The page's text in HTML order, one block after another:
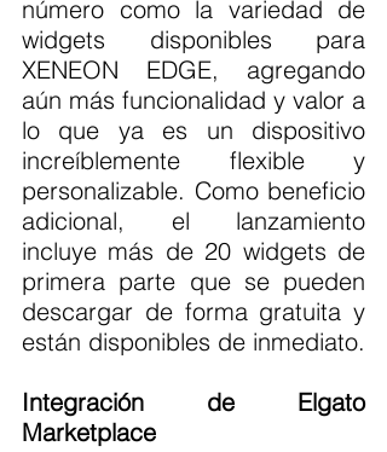
número como la variedad de
widgets disponibles para
XENEON EDGE, agregando
aún más funcionalidad y valor a
lo que ya es un dispositivo
increíblemente flexible y
personalizable. Como beneficio
adicional, el lanzamiento
incluye más de 20 widgets de
primera parte que se pueden
descargar de forma gratuita y
están disponibles de inmediato.
Integración de Elgato
Marketplace